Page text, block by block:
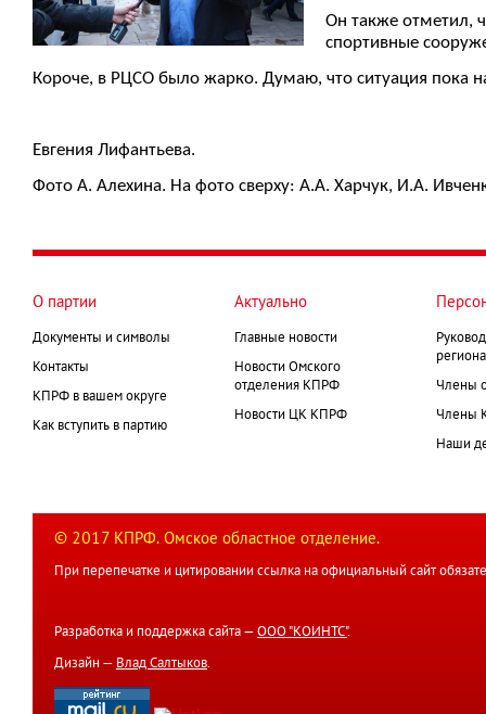
Он также отметил,
спортивные
Короче, в РЦСО было жарко. Думаю, что ситуация пока
Евгения Лифантьева.
Фото А. Алехина. На фото сверху: А.А. Харчук, И.А.
О партии
Документы и символы
Контакты
КПРФ в вашем округе
Как вступить в партию
Актуально
Главные новости
Новости Омского
отделения КПРФ
Новости ЦК КПРФ
Члены
Члены
Наши
© 2017 КПРФ. Омское областное отделение.
При перепечатке и цитировании ссылка на официальный сайт
Разработка и поддержка сайта — ООО "КОИНТС".
Дизайн — Влад Салтыков.